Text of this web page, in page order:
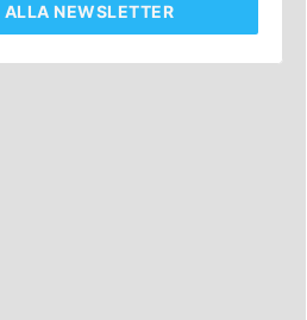
ALLA NEWSLETTER